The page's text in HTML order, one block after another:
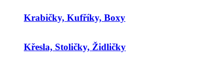
Krabičky, Kufříky, Boxy
Křesla, Stoličky, Židličky